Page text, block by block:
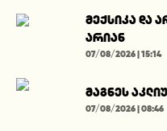
მექსიკა და
არიან
07/08/2026 | 15:14
მაგნეს
07/08/2026 | 08:46